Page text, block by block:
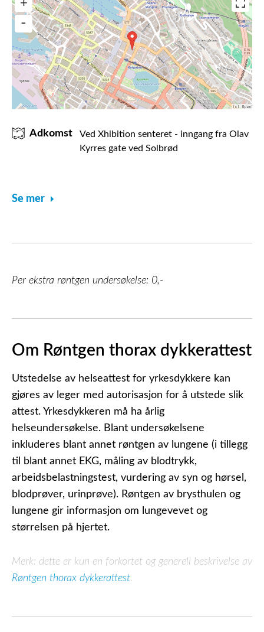
Adkomst
Ved Xhibition senteret - inngang fra Olav
Kyrres gate ved Solbrød
Se mer
Per ekstra røntgen undersøkelse: 0,-
Om Røntgen thorax dykkerattest
Utstedelse av helseattest for yrkesdykkere kan
gjøres av leger med autorisasjon for å utstede slik
attest. Yrkesdykkeren må ha årlig
helseundersøkelse. Blant undersøkelsene
inkluderes blant annet røntgen av lungene (i tillegg
til blant annet EKG, måling av blodtrykk,
arbeidsbelastningstest, vurdering av syn og hørsel,
blodprøver, urinprøve). Røntgen av brysthulen og
lungene gir informasjon om lungevevet og
størrelsen på hjertet.
Merk: dette er kun en forkortet og generell beskrivelse av
Røntgen thorax dykkerattest.